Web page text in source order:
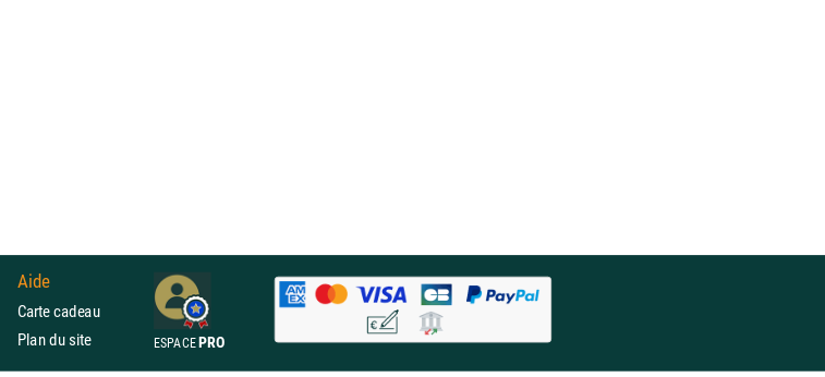
Aide
Carte cadeau
Plan du site
ESPACEPRO